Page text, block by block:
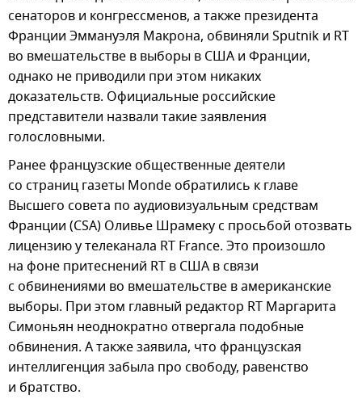
сенаторов и конгрессменов, а также президента
Франции Эммануэля Макрона, обвиняли Sputnik и RT
во вмешательстве в выборы в США и Франции,
однако не приводили при этом никаких
доказательств. Официальные российские
представители назвали такие заявления
голословными.
Ранее французские общественные деятели
со страниц газеты Monde обратились к главе
Высшего совета по аудиовизуальным средствам
Франции (CSA) Оливье Шрамеку с просьбой отозвать
лицензию у телеканала RT France. Это произошло
на фоне притеснений RT в США в связи
с обвинениями во вмешательстве в американские
выборы. При этом главный редактор RT Маргарита
Симоньян неоднократно отвергала подобные
обвинения. А также заявила, что французская
интеллигенция забыла про свободу, равенство
и братство.